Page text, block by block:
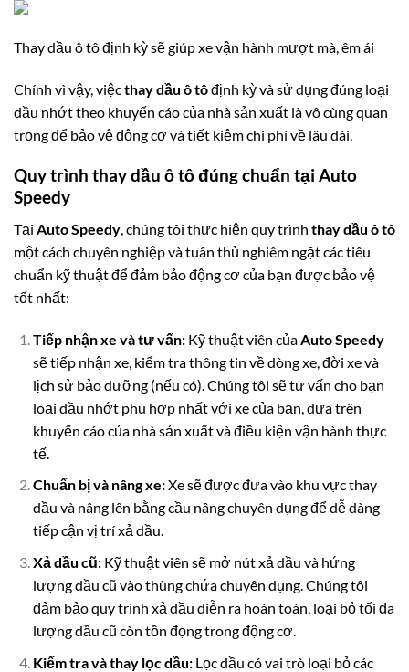
Thay dầu ô tô định kỳ sẽ giúp xe vận hành mượt mà, êm ái
Chính vì vậy, việcthay dầu ô tôđịnh kỳ và sử dụng đúng loại
dầu nhớt theo khuyến cáo của nhà sản xuất là vô cùng quan
trọng để bảo vệ động cơ và tiết kiệm chi phí về lâu dài.
Quy trình thay dầu ô tô đúng chuẩn tại Auto
Speedy
Tại Auto Speedy, chúng tôi thực hiện quy trình thay dầu ô tô
một cách chuyên nghiệp và tuân thủ nghiêm ngặt các tiêu
chuẩn kỹ thuật để đảm bảo động cơ của bạn được bảo vệ
tốt nhất:
Tiếp nhận xe và tư vấn:Kỹ thuật viên của Auto Speedy
sẽ tiếp nhận xe, kiểm tra thông tin về dòng xe, đời xe và
lịch sử bảo dưỡng (nếu có). Chúng tôi sẽ tư vấn cho bạn
loại dầu nhớt phù hợp nhất với xe của bạn, dựa trên
khuyến cáo của nhà sản xuất và điều kiện vận hành thực
tế.
Chuẩn bị và nâng xe:Xe sẽ được đưa vào khu vực thay
dầu và nâng lên bằng cầu nâng chuyên dụng để dễ dàng
tiếp cận vị trí xả dầu.
Xả dầu cũ:Kỹ thuật viên sẽ mở nút xả dầu và hứng
lượng dầu cũ vào thùng chứa chuyên dụng. Chúng tôi
đảm bảo quy trình xả dầu diễn ra hoàn toàn, loại bỏ tối đa
lượng dầu cũ còn tồn đọng trong động cơ.
Kiểm tra và thay lọc dầu:Lọc dầu có vai trò loại bỏ các